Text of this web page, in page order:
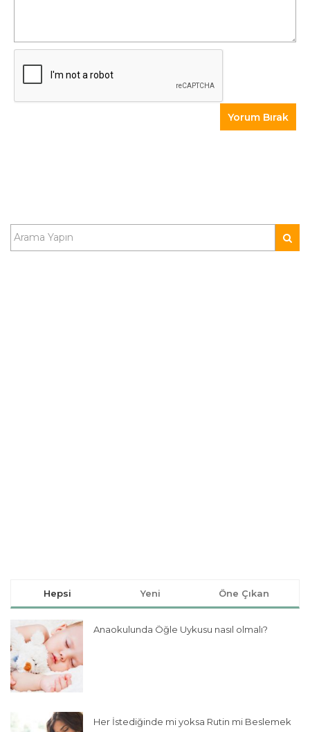
Hepsi Yeni Öne Çıkan
Anaokulunda Öğle Uykusu nasıl olmalı?
Her İstediğinde mi yoksa Rutin mi Beslemek